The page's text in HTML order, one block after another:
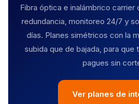
Fibra óptica e inalámbrico carrier
redundancia, monitoreo 24/7 y
días. Planes simétricos con la
subida que de bajada, para que
pagues sin
Ver planes de